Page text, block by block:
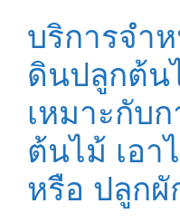
บริการจำ
ดินปลูกต้น
เหมาะกับ
ต้นไม้ เอา
หรือ ปลูกผั